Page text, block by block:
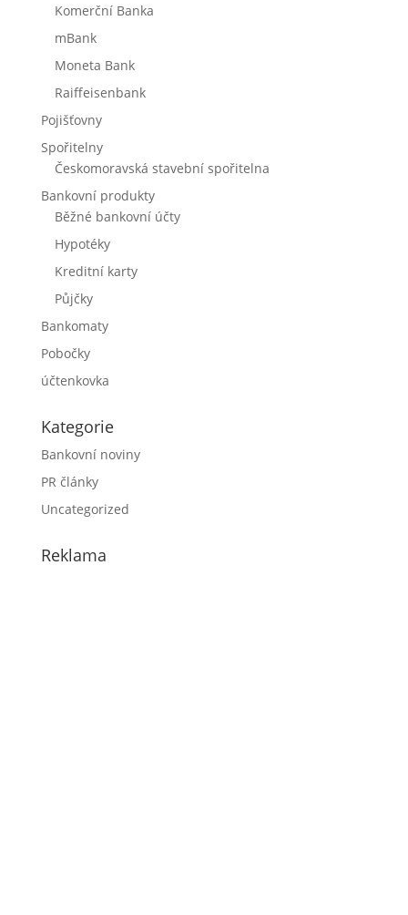
Komerční Banka
mBank
Moneta Bank
Raiffeisenbank
Pojišťovny
Spořitelny
Českomoravská stavební spořitelna
Bankovní produkty
Běžné bankovní účty
Hypotéky
Kreditní karty
Půjčky
Bankomaty
Pobočky
účtenkovka
Kategorie
Bankovní noviny
PR články
Uncategorized
Reklama